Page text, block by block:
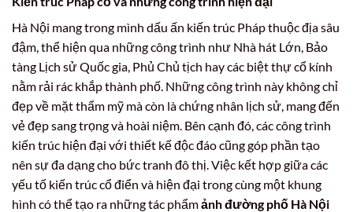
Hà Nội mang trong mình dấu ấn kiến trúc Pháp thuộc địa sâu
đậm, thể hiện qua những công trình như Nhà hát Lớn, Bảo
tàng Lịch sử Quốc gia, Phủ Chủ tịch hay các biệt thự cổ kính
nằm rải rác khắp thành phố. Những công trình này không chỉ
đẹp về mặt thẩm mỹ mà còn là chứng nhân lịch sử, mang đến
vẻ đẹp sang trọng và hoài niệm. Bên cạnh đó, các công trình
kiến trúc hiện đại với thiết kế độc đáo cũng góp phần tạo
nên sự đa dạng cho bức tranh đô thị. Việc kết hợp giữa các
yếu tố kiến trúc cổ điển và hiện đại trong cùng một khung
hình có thể tạo ra những tác phẩmảnh đường phố Hà Nội